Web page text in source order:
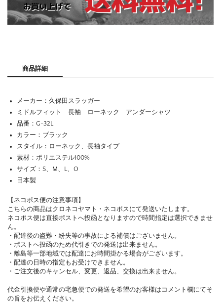
商品詳細
メーカー：久保田スラッガー
ミドルフィット 長袖 ローネック アンダーシャツ
品番：G-32L
カラー：ブラック
スタイル：ローネック、長袖タイプ
素材：ポリエステル100%
サイズ：S、M、L、O
日本製
【ネコポス便の注意事項】
こちらの商品はクロネコヤマト・ネコポスにて発送いたします。
ネコポス便は直接ポストへ投函となりますので時間指定は選択できませ
ん。
・配達後の盗難・紛失等の事故による補償はございません。
・ポストへ投函のため代引きでの発送は出来ません。
・離島等一部地域では配達にお時間掛かる場合がございます。
・配達の日時の指定もお受けできません。
・ご注文後のキャンセル、変更、返品、交換は出来ません。
代金引換便や通常の宅急便での発送を希望のお客様はコメント欄にてそ
の旨をお伝えください。